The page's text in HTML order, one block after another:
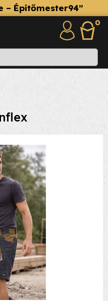
– Építőmester94”
0